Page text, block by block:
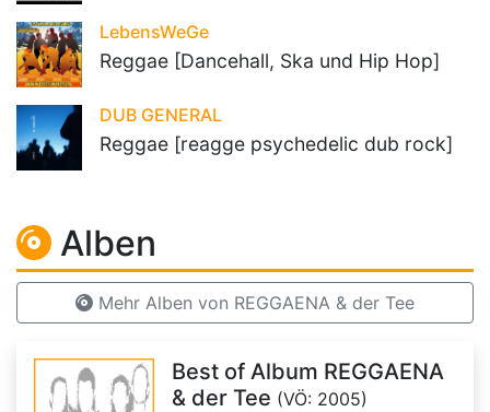
LebensWeGe
Reggae [Dancehall, Ska und Hip Hop]
DUB GENERAL
Reggae [reagge psychedelic dub rock]
Alben
Mehr Alben von REGGAENA & der Tee
Best of Album REGGAENA
& der Tee (VÖ: 2005)